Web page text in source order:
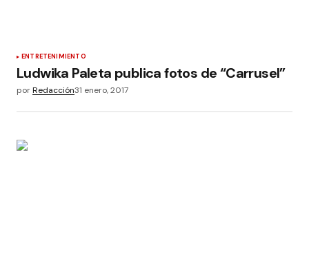
ENTRETENIMIENTO
Ludwika Paleta publica fotos de “Carrusel”
porRedacción31 enero, 2017